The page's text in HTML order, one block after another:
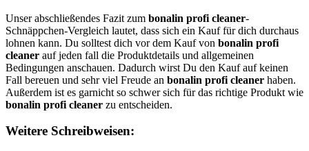
Unser abschließendes Fazit zum bonalin profi cleaner-
Schnäppchen-Vergleich lautet, dass sich ein Kauf für dich durchaus
lohnen kann. Du solltest dich vor dem Kauf von bonalin profi
cleaner auf jeden fall die Produktdetails und allgemeinen
Bedingungen anschauen. Dadurch wirst Du den Kauf auf keinen
Fall bereuen und sehr viel Freude an bonalin profi cleaner haben.
Außerdem ist es garnicht so schwer sich für das richtige Produkt wie
bonalin profi cleaner zu entscheiden.
Weitere Schreibweisen: